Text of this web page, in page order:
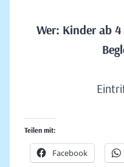
Wer: Kinder ab
Teilen mit:
Facebook